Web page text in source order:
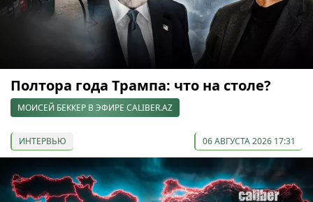
Полтора года Трампа: что на столе?
МОИСЕЙ БЕККЕР В ЭФИРЕ CALIBER.AZ
ИНТЕРВЬЮ 06 АВГУСТА 2026 17:31